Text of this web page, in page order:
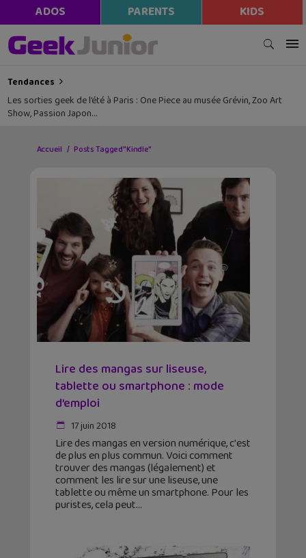
ADOS PARENTS KIDS
Tendances
Les sorties geek de l’été à Paris : One Piece au musée Grévin, Zoo Art
Show, Passion Japon…
Accueil Posts Tagged "Kindle"
Lire des mangas sur liseuse,
tablette ou smartphone : mode
d’emploi
17 juin 2018
Lire des mangas en version numérique, c'est
de plus en plus commun. Voici comment
trouver des mangas (légalement) et
comment les lire sur une liseuse, une
tablette ou même un smartphone. Pour les
puristes, cela peut